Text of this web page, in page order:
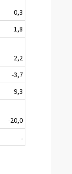
0,3
1,8
2,2
-3,7
9,3
-20,0
.